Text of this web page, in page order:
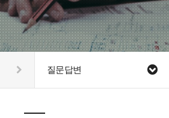
질문답변